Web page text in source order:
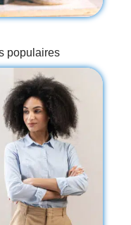
populaires